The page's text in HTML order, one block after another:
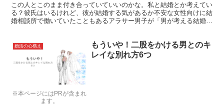
この人とこのまま付き合っていていいのかな。私と結婚とか考えてい
る？彼氏はいるけれど、彼が結婚する気があるか不安な女性向けに結
婚相談所で働いていたこともあるアラサー男子が「男が考える結婚の
※本ページにはPRが含まれ
ます。
婚活の心構え
もういや！二股をかける男とのキ
レイな別れ方6つ